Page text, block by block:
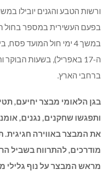
ורשות הטבע והגנים יובילו
בפעם העשירית במספר בחול
ה-17 באפריל), בשעות
ברחבי הארץ.
בגן הלאומי מבצר יחיעם,
ותפגשו שחקנים, נגנים,
את המבצר באווירה חגיגית.
מודרכים, להתרווח בשביל
מראש המבצר על נוף גלילי